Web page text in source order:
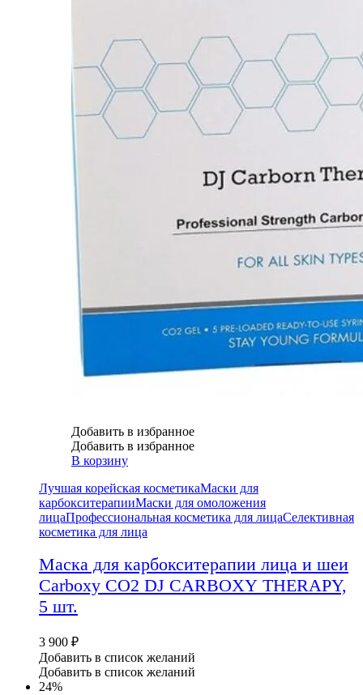
Добавить в избранное
Добавить в избранное
В корзину
Лучшая корейская косметикаМаски для
карбокситерапииМаски для омоложения
лицаПрофессиональная косметика для лицаСелективная
косметика для лица
Маска для карбокситерапии лица и шеи
Carboxy CO2 DJ CARBOXY THERAPY,
5 шт.
3 900 ₽
Добавить в список желаний
Добавить в список желаний
24%